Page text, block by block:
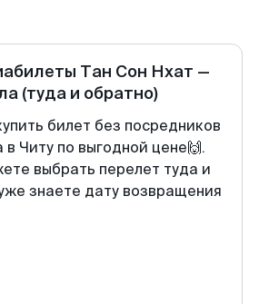
Тан Сон Нхат —
(туда и обратно)
билет без посредников
Читу по выгодной цене🙌.
выбрать перелет туда и
знаете дату возвращения